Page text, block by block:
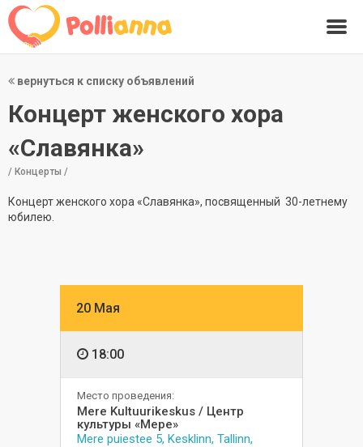
вернуться к списку объявлений
Концерт женского хора
«Славянка»
/ Концерты /
Концерт женского хора «Славянка», посвященный 30-летнему
юбилею.
20 Мая
18:00
Место проведения:
Mere Kultuurikeskus / Центр
культуры «Мере»
Mere puiestee 5, Kesklinn, Tallinn,